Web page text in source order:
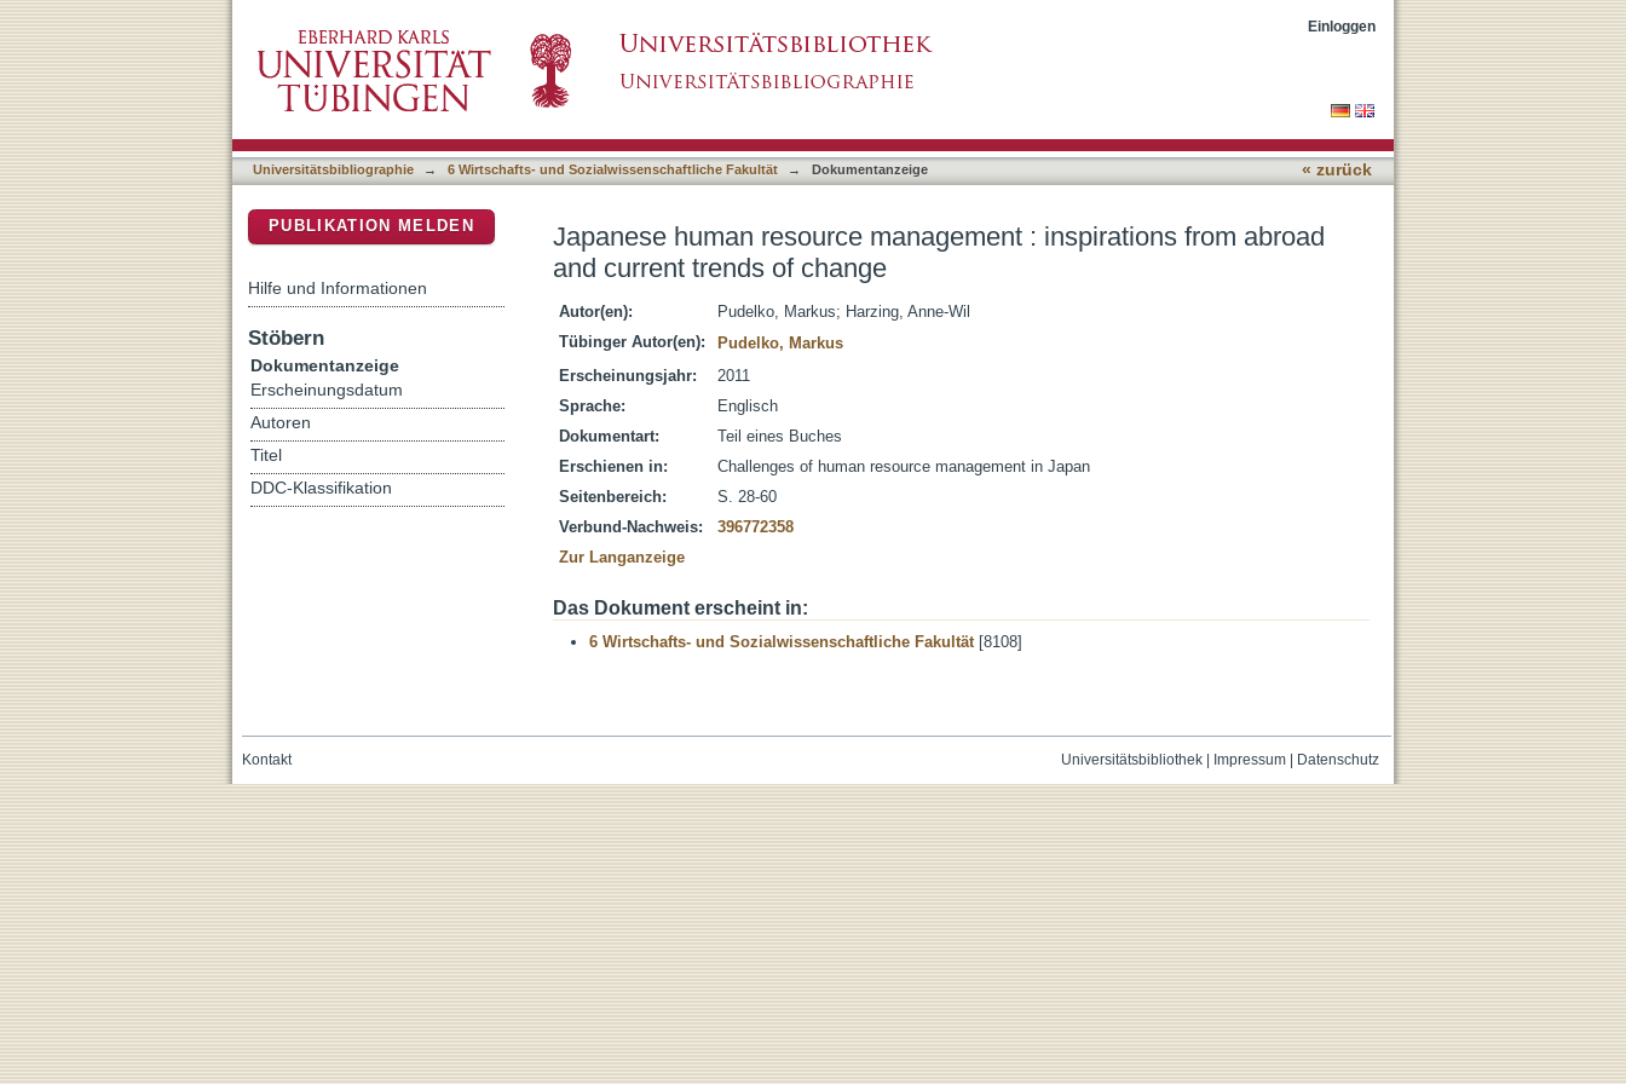
Japanese human resource management : inspirations from abroad and current trends of change
Einloggen
Universitätsbibliographie → 6 Wirtschafts- und Sozialwissenschaftliche Fakultät → Dokumentanzeige « zurück
Japanese human resource management : inspirations from abroad
and current trends of change
Autor(en): Pudelko, Markus; Harzing, Anne-Wil
Tübinger Autor(en):
Pudelko, Markus
Erscheinungsjahr:
2011
Sprache:
Englisch
Dokumentart:
Teil eines Buches
Erschienen in:
Challenges of human resource management in Japan
Seitenbereich:
S. 28-60
Verbund-Nachweis:
396772358
Zur Langanzeige
Das Dokument erscheint in:
6 Wirtschafts- und Sozialwissenschaftliche Fakultät[8108]
PUBLIKATION MELDEN
Hilfe und Informationen
Stöbern
Dokumentanzeige
Erscheinungsdatum
Autoren
Titel
DDC-Klassifikation
Universitätsbibliothek| Impressum| Datenschutz
Kontakt